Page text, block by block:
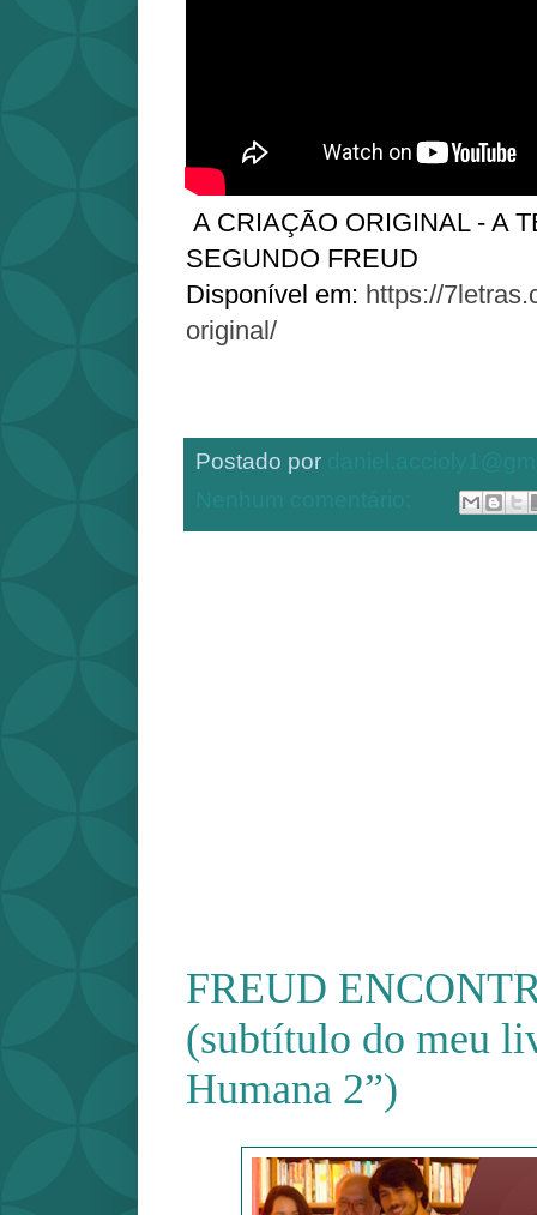
A CRIAÇÃO ORIGINAL - A
SEGUNDO FREUD
Disponível em: https://
original/
Postado por
FREUD
(subtítulo do meu
Humana 2”)